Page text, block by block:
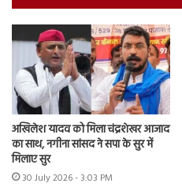
अखिलेश यादव को मिला चंद्रशेखर आजाद
का साथ, नगीना सांसद ने सपा के सुर में
मिलाए सुर
30 July 2026 - 3:03 PM